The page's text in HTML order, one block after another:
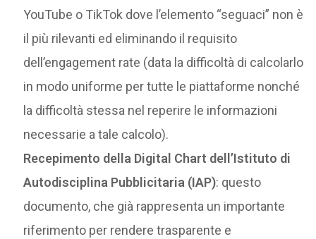
YouTube o TikTok dove l’elemento “seguaci” non è
il più rilevanti ed eliminando il requisito
dell’engagement rate (data la difficoltà di calcolarlo
in modo uniforme per tutte le piattaforme nonché
la difficoltà stessa nel reperire le informazioni
necessarie a tale calcolo).
Recepimento della Digital Chart dell’Istituto di
Autodisciplina Pubblicitaria (IAP): questo
documento, che già rappresenta un importante
riferimento per rendere trasparente e